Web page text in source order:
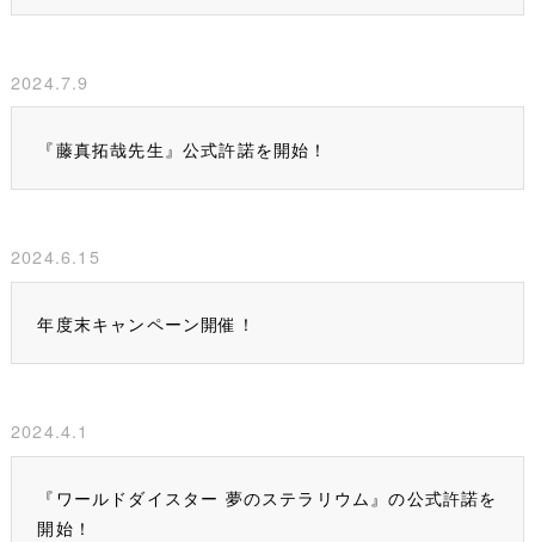
2024.7.9
『藤真拓哉先生』公式許諾を開始！
2024.6.15
年度末キャンペーン開催！
2024.4.1
『ワールドダイスター 夢のステラリウム』の公式許諾を
開始！